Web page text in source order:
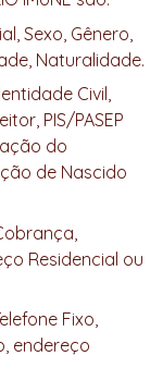
Sexo, Gênero,
Naturalidade.
Civil,
PIS/PASEP
do
de Nascido
Residencial ou
Fixo,
endereço